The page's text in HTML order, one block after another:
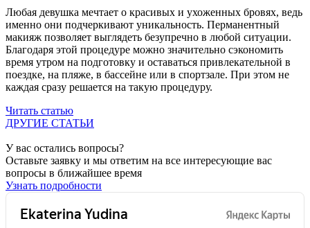
Любая девушка мечтает о красивых и ухоженных бровях, ведь
именно они подчеркивают уникальность. Перманентный
макияж позволяет выглядеть безупречно в любой ситуации.
Благодаря этой процедуре можно значительно сэкономить
время утром на подготовку и оставаться привлекательной в
поездке, на пляже, в бассейне или в спортзале. При этом не
каждая сразу решается на такую процедуру.
Читать статью
ДРУГИЕ СТАТЬИ
У вас остались вопросы?
Оставьте заявку и мы ответим на все интересующие вас
вопросы в ближайшее время
Узнать подробности